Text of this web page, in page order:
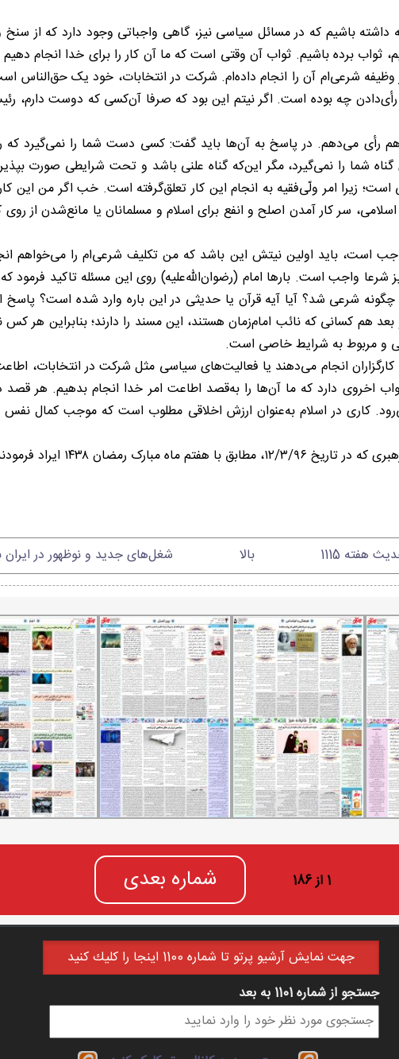
داشته باشیم که در مسائل سیاسی نیز، گاهی واجباتی وجود دارد که از
ثواب برده باشیم. ثواب آن وقتی است که ما آن کار را برای خدا انجام
شرعی‌ام آن را انجام داده‌ام. شرکت در انتخابات، خود یک حق‌الناس
چه بوده است. اگر نیتم این بود که صرفا آن‌کسی که دوست دارم،
رأی می‌دهم. در پاسخ به آن‌ها باید گفت: کسی دست شما را نمی‌گیرد که
شما را نمی‌گیرد، مگر این‌که گناه علنی باشد و تحت شرایطی صورت
زیرا امر ولّی‌فقیه به انجام این کار تعلق‌گرفته است. خب اگر من این کار
سر کار آمدن اصلح و انفع برای اسلام و مسلمانان یا مانع‌شدن
باید اولین نیتش این باشد که من تکلیف شرعی‌ام را می‌خواهم
واجب است. بارها امام (رضوان‌الله‌علیه) روی این مسئله تاکید
شرعی شد؟ آیا آیه قرآن یا حدیثی در این باره وارد شده است؟ پاسخ
بعد هم کسانی که نائب امام‌زمان هستند، این مسند را دارند؛ بنابراین هر
و مربوط به شرایط خاصی است.
انجام می‌دهند یا فعالیت‌های سیاسی مثل شرکت در انتخابات،
اخروی دارد که ما آن‌ها را به‌قصد اطاعت امر خدا انجام بدهیم. هر
کاری در اسلام به‌عنوان ارزش اخلاقی مطلوب است که موجب کمال
۱۴۳۸ ایراد فرمودند.)
هفته 1115
بالا شغل‌های جدید و نوظهور در ایران
1 از 186 شماره بعدی
جهت نمايش آرشيو پرتو تا شماره 1100 اينجا را كليك كنيد
فرم جستجو
جستجو از شماره 1101 به بعد